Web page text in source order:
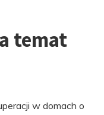
temat
w domach o